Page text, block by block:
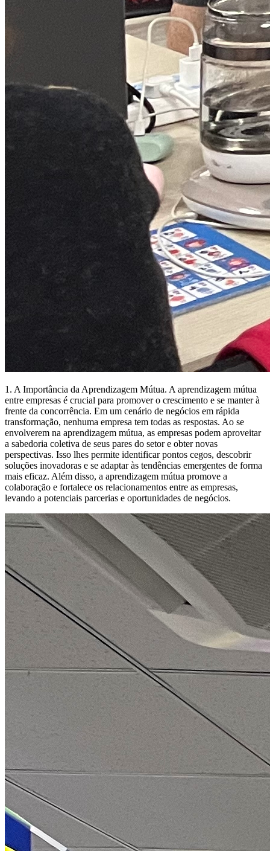
1. A Importância da Aprendizagem Mútua. A aprendizagem mútua
entre empresas é crucial para promover o crescimento e se manter à
frente da concorrência. Em um cenário de negócios em rápida
transformação, nenhuma empresa tem todas as respostas. Ao se
envolverem na aprendizagem mútua, as empresas podem aproveitar
a sabedoria coletiva de seus pares do setor e obter novas
perspectivas. Isso lhes permite identificar pontos cegos, descobrir
soluções inovadoras e se adaptar às tendências emergentes de forma
mais eficaz. Além disso, a aprendizagem mútua promove a
colaboração e fortalece os relacionamentos entre as empresas,
levando a potenciais parcerias e oportunidades de negócios.